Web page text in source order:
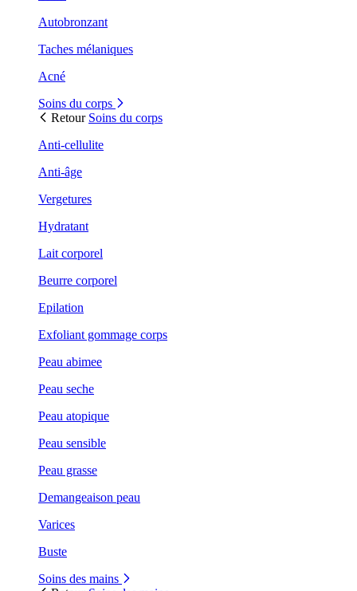
Autobronzant
Taches mélaniques
Acné
Soins du corps
Retour Soins du corps
Anti-cellulite
Anti-âge
Vergetures
Hydratant
Lait corporel
Beurre corporel
Epilation
Exfoliant gommage corps
Peau abimee
Peau seche
Peau atopique
Peau sensible
Peau grasse
Demangeaison peau
Varices
Buste
Soins des mains